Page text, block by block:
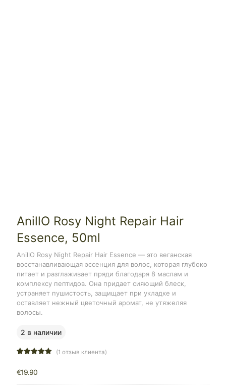
AnillO Rosy Night Repair Hair
Essence, 50ml
AnillO Rosy Night Repair Hair Essence — это веганская
восстанавливающая эссенция для волос, которая глубоко
питает и разглаживает пряди благодаря 8 маслам и
комплексу пептидов. Она придает сияющий блеск,
устраняет пушистость, защищает при укладке и
оставляет нежный цветочный аромат, не утяжеляя
волосы.
2 в наличии
на основе
(1 отзыв клиента)
€19.90